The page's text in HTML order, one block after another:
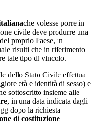
che volesse porre in
civile deve produrre una
proprio Paese, in
risulti che in riferimento
tale tipo di vincolo.
dello Stato Civile effettua
età e identità di sesso) e
sottoscritto insieme alle
, in una data indicata dagli
dopo la richiesta
di costituzione